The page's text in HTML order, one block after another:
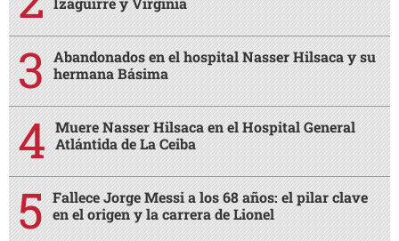
Abandonados en el hospital Nasser Hilsaca y su
hermana Básima
Muere Nasser Hilsaca en el Hospital General
Atlántida de La Ceiba
Fallece Jorge Messi a los 68 años: el pilar clave
en el origen y la carrera de Lionel